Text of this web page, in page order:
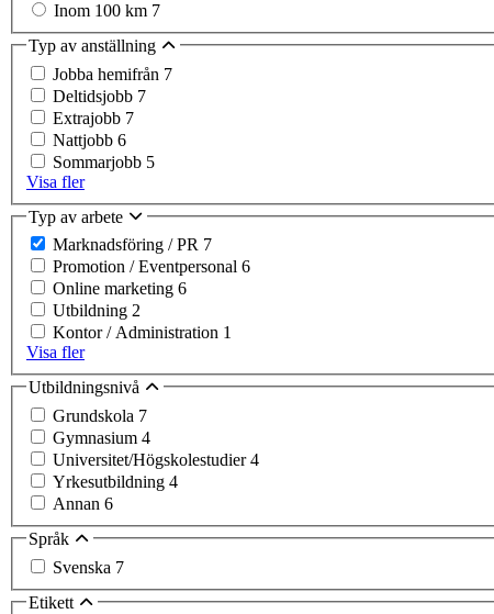
Inom 100 km 7
Typ av anställning
Jobba hemifrån 7
Deltidsjobb 7
Extrajobb 7
Nattjobb 6
Sommarjobb 5
Visa fler
Typ av arbete
Marknadsföring / PR 7
Promotion / Eventpersonal 6
Online marketing 6
Utbildning 2
Kontor / Administration 1
Visa fler
Utbildningsnivå
Grundskola 7
Gymnasium 4
Universitet/Högskolestudier4
Yrkesutbildning 4
Annan 6
Språk
Svenska 7
Etikett